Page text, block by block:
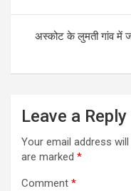
अस्कोट के लुमती गांव में
Leave a Reply
Your email address
are marked *
Comment *